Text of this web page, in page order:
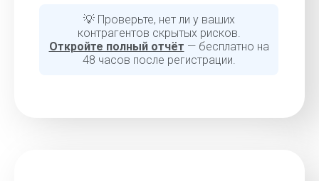
💡 Проверьте, нет ли у ваших
контрагентов скрытых рисков.
Откройте полный отчёт — бесплатно на
48 часов после регистрации.